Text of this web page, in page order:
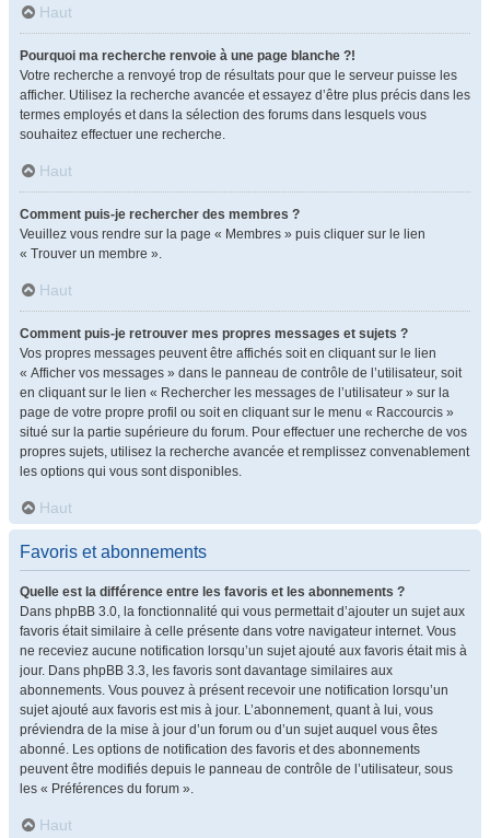
Haut
Pourquoi ma recherche renvoie à une page blanche ?!
Votre recherche a renvoyé trop de résultats pour que le serveur puisse les
afficher. Utilisez la recherche avancée et essayez d’être plus précis dans les
termes employés et dans la sélection des forums dans lesquels vous
souhaitez effectuer une recherche.
Haut
Comment puis-je rechercher des membres ?
Veuillez vous rendre sur la page « Membres » puis cliquer sur le lien
« Trouver un membre ».
Haut
Comment puis-je retrouver mes propres messages et sujets ?
Vos propres messages peuvent être affichés soit en cliquant sur le lien
« Afficher vos messages » dans le panneau de contrôle de l’utilisateur, soit
en cliquant sur le lien « Rechercher les messages de l’utilisateur » sur la
page de votre propre profil ou soit en cliquant sur le menu « Raccourcis »
situé sur la partie supérieure du forum. Pour effectuer une recherche de vos
propres sujets, utilisez la recherche avancée et remplissez convenablement
les options qui vous sont disponibles.
Haut
Favoris et abonnements
Quelle est la différence entre les favoris et les abonnements ?
Dans phpBB 3.0, la fonctionnalité qui vous permettait d’ajouter un sujet aux
favoris était similaire à celle présente dans votre navigateur internet. Vous
ne receviez aucune notification lorsqu’un sujet ajouté aux favoris était mis à
jour. Dans phpBB 3.3, les favoris sont davantage similaires aux
abonnements. Vous pouvez à présent recevoir une notification lorsqu’un
sujet ajouté aux favoris est mis à jour. L’abonnement, quant à lui, vous
préviendra de la mise à jour d’un forum ou d’un sujet auquel vous êtes
abonné. Les options de notification des favoris et des abonnements
peuvent être modifiés depuis le panneau de contrôle de l’utilisateur, sous
les « Préférences du forum ».
Haut